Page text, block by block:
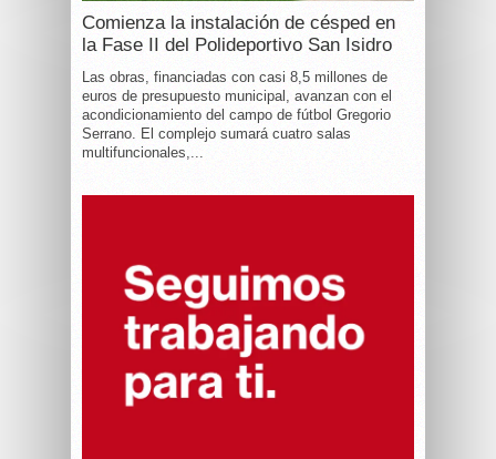
Comienza la instalación de césped en
la Fase II del Polideportivo San Isidro
Las obras, financiadas con casi 8,5 millones de
euros de presupuesto municipal, avanzan con el
acondicionamiento del campo de fútbol Gregorio
Serrano. El complejo sumará cuatro salas
multifuncionales,...